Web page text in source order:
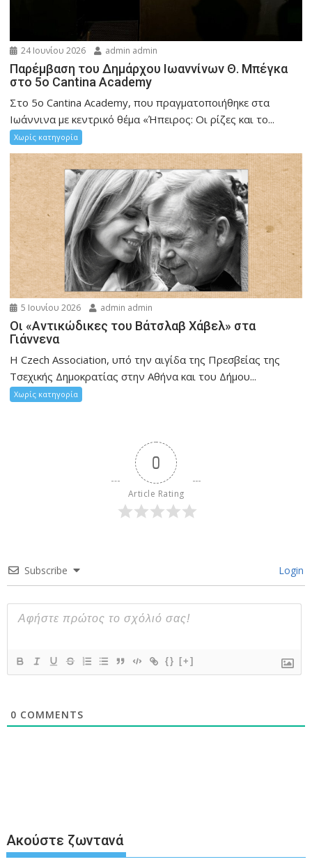
24 Ιουνίου 2026 admin admin
Παρέμβαση του Δημάρχου Ιωαννίνων Θ. Μπέγκα
στο 5ο Cantina Academy
Στο 5ο Cantina Academy, που πραγματοποιήθηκε στα
Ιωάννινα με κεντρικό θέμα «Ήπειρος: Οι ρίζες και το...
Χωρίς κατηγορία
5 Ιουνίου 2026 admin admin
Οι «Αντικώδικες του Βάτσλαβ Χάβελ» στα
Γιάννενα
Η Czech Association, υπό την αιγίδα της Πρεσβείας της
Τσεχικής Δημοκρατίας στην Αθήνα και του Δήμου...
Χωρίς κατηγορία
0
Article Rating
Subscribe Login
{} [+]
0 COMMENTS
Ακούστε ζωντανά